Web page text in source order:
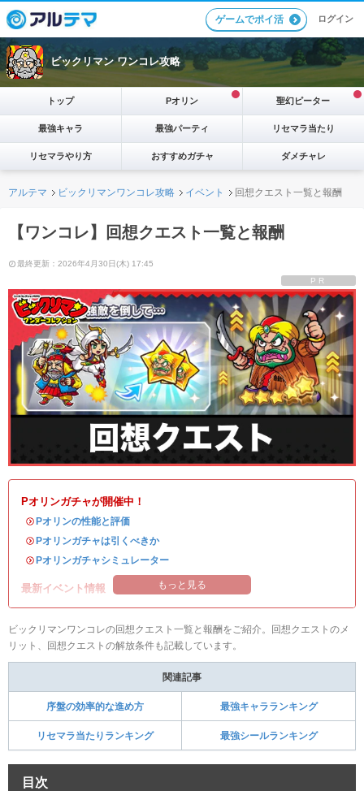
ゲームでポイ活 ログイン
ビックリマン ワンコレ攻略
トップ Pオリン 聖幻ピーター
最強キャラ 最強パーティ リセマラ当たり
リセマラやり方 おすすめガチャ ダメチャレ
アルテマ ビックリマンワンコレ攻略 イベント 回想クエスト一覧と報酬
【ワンコレ】回想クエスト一覧と報酬
最終更新：2026年4月30日(木) 17:45
PR
Pオリンガチャが開催中！
・Pオリンの性能と評価
・Pオリンガチャは引くべきか
・Pオリンガチャシミュレーター
最新イベント情報 もっと見る
ビックリマンワンコレの回想クエスト一覧と報酬をご紹介。回想クエストのメ
リット、回想クエストの解放条件も記載しています。
関連記事
序盤の効率的な進め方 最強キャラランキング
リセマラ当たりランキング 最強シールランキング
目次